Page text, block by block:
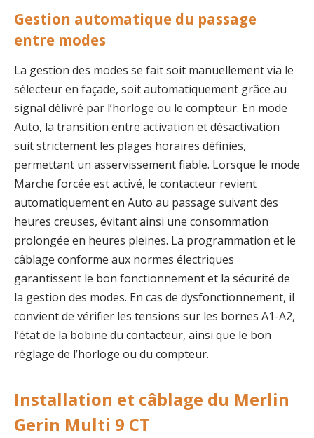
Gestion automatique du passage
entre modes
La gestion des modes se fait soit manuellement via le
sélecteur en façade, soit automatiquement grâce au
signal délivré par l’horloge ou le compteur. En mode
Auto, la transition entre activation et désactivation
suit strictement les plages horaires définies,
permettant un asservissement fiable. Lorsque le mode
Marche forcée est activé, le contacteur revient
automatiquement en Auto au passage suivant des
heures creuses, évitant ainsi une consommation
prolongée en heures pleines. La programmation et le
câblage conforme aux normes électriques
garantissent le bon fonctionnement et la sécurité de
la gestion des modes. En cas de dysfonctionnement, il
convient de vérifier les tensions sur les bornes A1-A2,
l’état de la bobine du contacteur, ainsi que le bon
réglage de l’horloge ou du compteur.
Installation et câblage du Merlin
Gerin Multi 9 CT